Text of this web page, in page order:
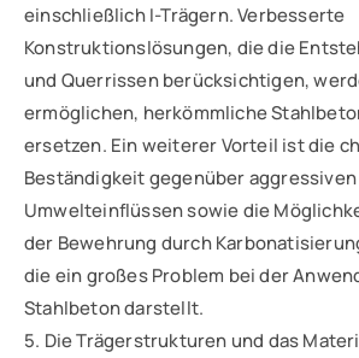
einschließlich I-Trägern. Verbesserte
Konstruktionslösungen, die die
und Querrissen berücksichtigen,
ermöglichen, herkömmliche
ersetzen. Ein weiterer Vorteil ist die
Beständigkeit gegenüber aggressiven
Umwelteinflüssen sowie die
der Bewehrung durch
die ein großes Problem bei der
Stahlbeton darstellt.
5. Die Trägerstrukturen und das